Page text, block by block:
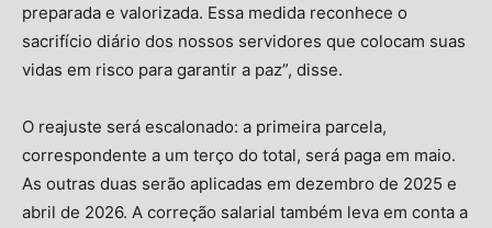
preparada e valorizada. Essa medida reconhece o
sacrifício diário dos nossos servidores que colocam suas
vidas em risco para garantir a paz”, disse.
O reajuste será escalonado: a primeira parcela,
correspondente a um terço do total, será paga em maio.
As outras duas serão aplicadas em dezembro de 2025 e
abril de 2026. A correção salarial também leva em conta a